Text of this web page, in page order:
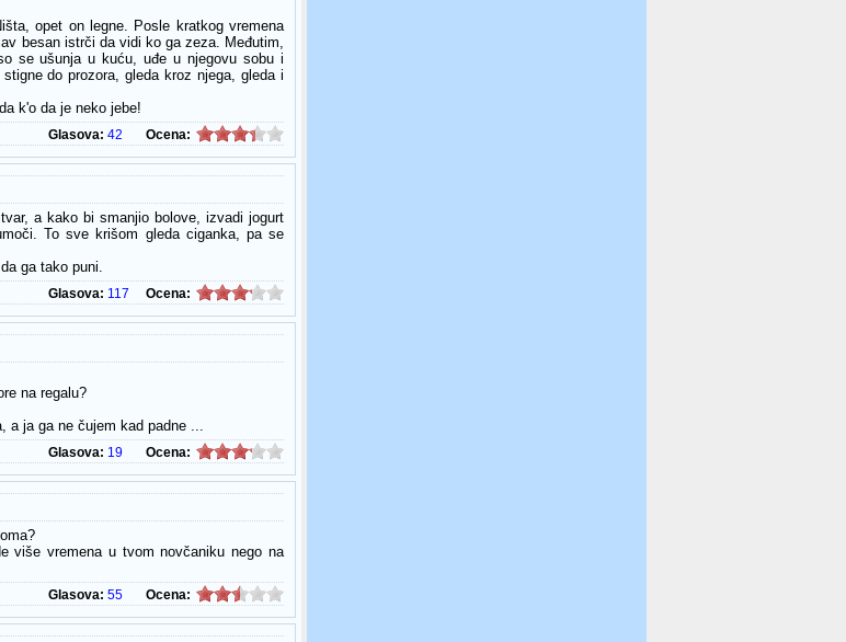
opet on legne. Posle kratkog vremena
besan istrči da vidi ko ga zeza. Međutim,
se ušunja u kuću, uđe u njegovu sobu i
do prozora, gleda kroz njega, gleda i
k'o da je neko jebe!
Glasova: 42 Ocena:
a kako bi smanjio bolove, izvadi jogurt
To sve krišom gleda ciganka, pa se
ga tako puni.
Glasova: 117 Ocena:
na regalu?
a ja ga ne čujem kad padne ...
Glasova: 19 Ocena:
više vremena u tvom novčaniku nego na
Glasova: 55 Ocena: